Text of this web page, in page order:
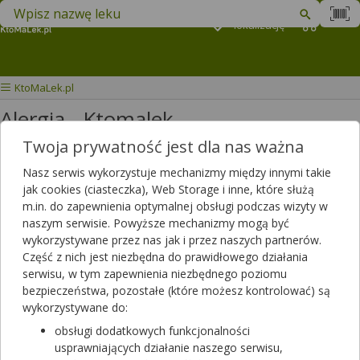
lokalizację
Znajdź lek w swojej okolicy
KtoMaLek.pl
Alergia - Ktomalek
Wybierz grupę produktów
Alergiamoże pojawić się w każdym wieku, zarówno u dorosłego,
jak i u dziecka. Najczęściej objawia się swędzeniem skóry i wysypką,
łzawieniem oczu, kichaniem, wodnistą wydzieliną z nosa, a nawet
trudnościami w oddychaniu. Coraz więcej osób skarży się na mniej
lub bardziej nasilone objawyalergii. Alergenem może być każda
substancja, która dostaje się do organizmu poprzez drogi
oddechowe, przez przewód pokarmowy, skórę lub błonę śluzową
bieżąco sprawdzaćkalendarz pylenia, który obrazuje stężenie
alergenów w poszczególnych miesiącach w różnych regionach
Twoja prywatność jest dla nas ważna
Nasz serwis wykorzystuje mechanizmy między innymi takie
jak cookies (ciasteczka), Web Storage i inne, które służą
m.in. do zapewnienia optymalnej obsługi podczas wizyty w
naszym serwisie. Powyższe mechanizmy mogą być
wykorzystywane przez nas jak i przez naszych partnerów.
Część z nich jest niezbędna do prawidłowego działania
serwisu, w tym zapewnienia niezbędnego poziomu
bezpieczeństwa, pozostałe (które możesz kontrolować) są
wykorzystywane do:
obsługi dodatkowych funkcjonalności
usprawniających działanie naszego serwisu,